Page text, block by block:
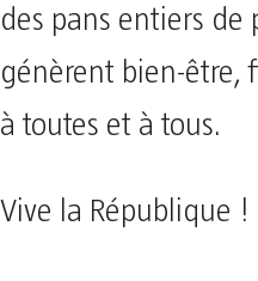
des pans entiers de
génèrent bien-être,
à toutes et à tous.
Vive la République !